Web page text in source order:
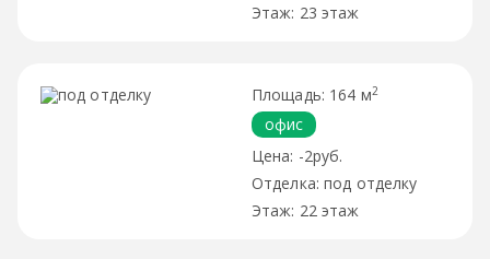
23 этаж
164 м2
офис
-2руб.
под отделку
22 этаж